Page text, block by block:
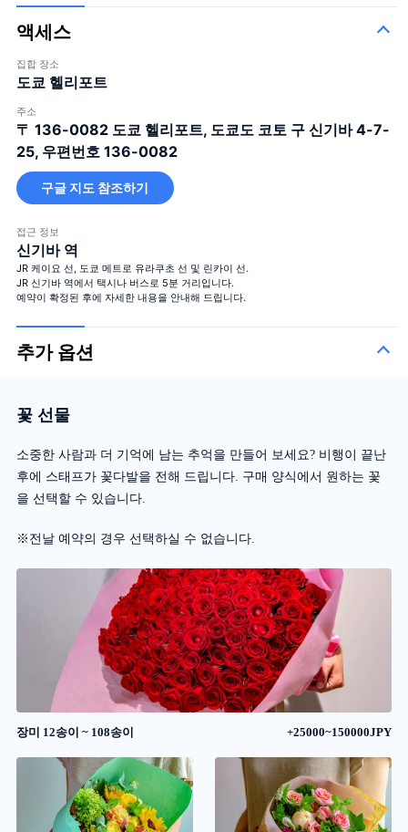
액세스
집합 장소
도쿄 헬리포트
주소
〒 136-0082 도쿄 헬리포트, 도쿄도 코토 구 신기바 4-7-
25, 우편번호 136-0082
구글 지도 참조하기
접근 정보
신기바 역
JR 케이요 선, 도쿄 메트로 유라쿠초 선 및 린카이 선.
JR 신기바 역에서 택시나 버스로 5분 거리입니다.
예약이 확정된 후에 자세한 내용을 안내해 드립니다.
추가 옵션
꽃 선물
소중한 사람과 더 기억에 남는 추억을 만들어 보세요? 비행이 끝난
후에 스태프가 꽃다발을 전해 드립니다. 구매 양식에서 원하는 꽃
을 선택할 수 있습니다.
※전날 예약의 경우 선택하실 수 없습니다.
장미 12송이 ~ 108송이 +25000~150000JPY